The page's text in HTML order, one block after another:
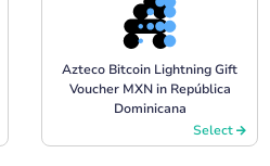
Azteco Bitcoin Lightning Gift
Voucher MXN in República
Dominicana
Select